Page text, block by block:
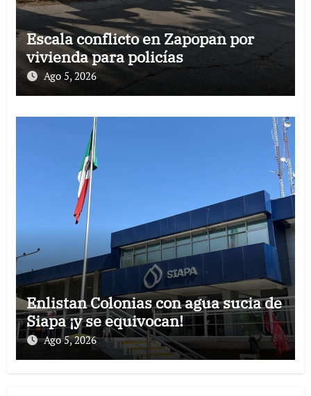
Escala conflicto en Zapopan por
vivienda para policías
Ago 5, 2026
Enlistan Colonias con agua sucia de
Siapa ¡y se equivocan!
Ago 5, 2026